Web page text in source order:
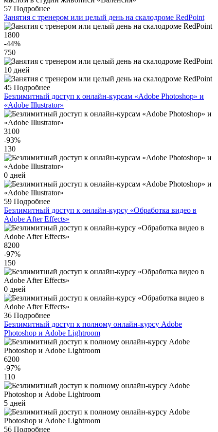
57 Подробнее
Занятия с тренером или целый день на скалодроме RedPoint
1800
-44%
750
10 дней
45 Подробнее
Безлимитный доступ к онлайн-курсам «Adobe Photoshop» и
«Adobe Illustrator»
3100
-93%
130
0 дней
59 Подробнее
Безлимитный доступ к онлайн-курсу «Обработка видео в
Adobe After Effects»
8200
-97%
150
0 дней
36 Подробнее
Безлимитный доступ к полному онлайн-курсу Adobe
Photoshop и Adobe Lightroom
6200
-97%
110
5 дней
56 Подробнее